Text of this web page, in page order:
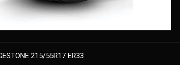
215/55R17 ER33